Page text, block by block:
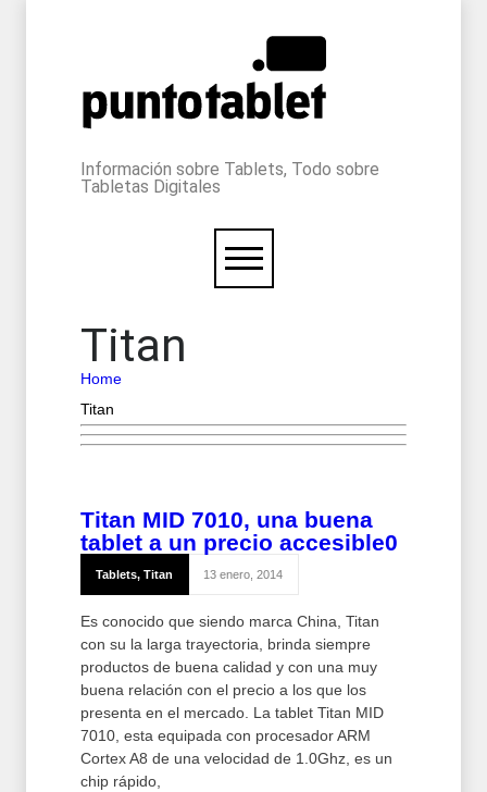
Información sobre Tablets, Todo sobre
Tabletas Digitales
Titan
Home
Titan
Titan MID 7010, una buena
tablet a un precio accesible0
Tablets, Titan 13 enero, 2014
Es conocido que siendo marca China, Titan
con su la larga trayectoria, brinda siempre
productos de buena calidad y con una muy
buena relación con el precio a los que los
presenta en el mercado. La tablet Titan MID
7010, esta equipada con procesador ARM
Cortex A8 de una velocidad de 1.0Ghz, es un
chip rápido,